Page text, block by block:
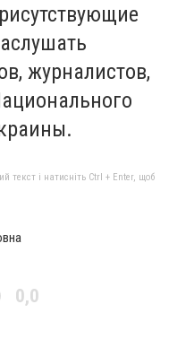
журналистов,
текст і натисніть Ctrl + Enter, щоб
0,0